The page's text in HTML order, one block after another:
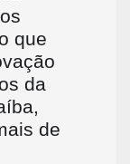
que
da
de